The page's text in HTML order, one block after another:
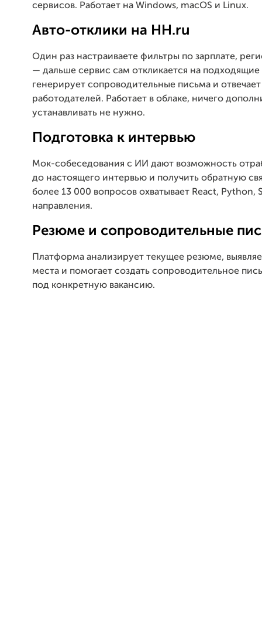
сервисов. Работает на Windows, macOS и Linux.
Авто-отклики на HH.ru
Один раз настраиваете фильтры по зарплате,
— дальше сервис сам откликается на подходящие
генерирует сопроводительные письма и
работодателей. Работает в облаке, ничего
устанавливать не нужно.
Подготовка к интервью
Мок-собеседования с ИИ дают возможность
до настоящего интервью и получить обратную
более 13 000 вопросов охватывает React, Python,
направления.
Резюме и сопроводительные
Платформа анализирует текущее резюме,
места и помогает создать сопроводительное
под конкретную вакансию.